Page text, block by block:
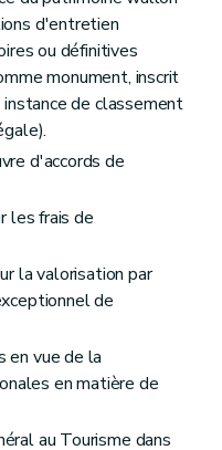
d'entretien
ou définitives
monument, inscrit
de classement
d'accords de
les frais de
la valorisation par
de
en vue de la
en matière de
au Tourisme dans